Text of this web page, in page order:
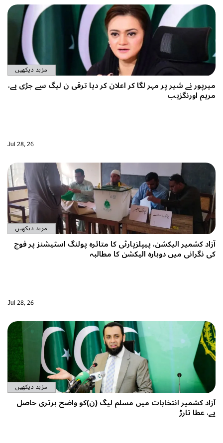
مزید دیکھیں
پر مہر لگا کر اعلان کر دیا ترقی ن لیگ سے جڑی ہے،
مزید دیکھیں
پیپلزپارٹی کا متاثرہ پولنگ اسٹیشنز پر فوج
دوبارہ الیکشن کا مطالبہ
مزید دیکھیں
انتخابات میں مسلم لیگ (ن)کو واضح برتری حاصل